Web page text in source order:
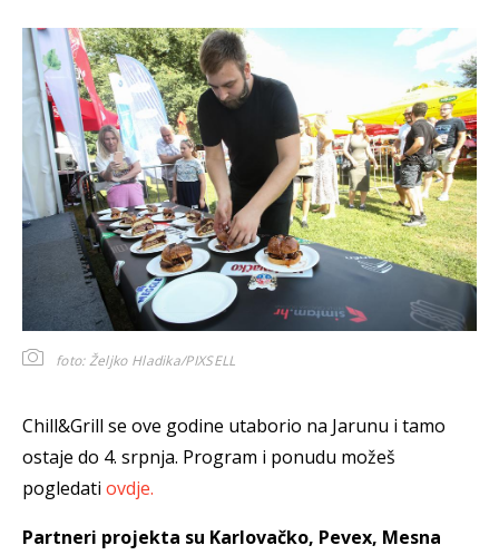
foto: Željko Hladika/PIXSELL
Chill&Grill se ove godine utaborio na Jarunu i tamo
ostaje do 4. srpnja. Program i ponudu možeš
pogledati ovdje.
Partneri projekta su Karlovačko, Pevex, Mesna